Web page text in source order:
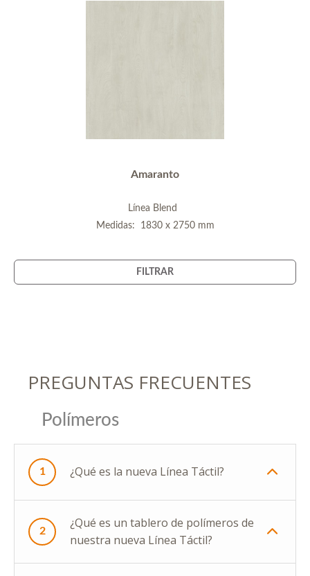
Amaranto
Línea Blend
Medidas: 1830 x 2750 mm
FILTRAR
PREGUNTAS FRECUENTES
Polímeros
1 ¿Qué es la nueva Línea Táctil?
2
¿Qué es un tablero de polímeros de
nuestra nueva Línea Táctil?